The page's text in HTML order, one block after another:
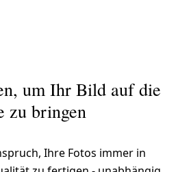
um Ihr Bild auf die
zu bringen
Ihre Fotos immer in